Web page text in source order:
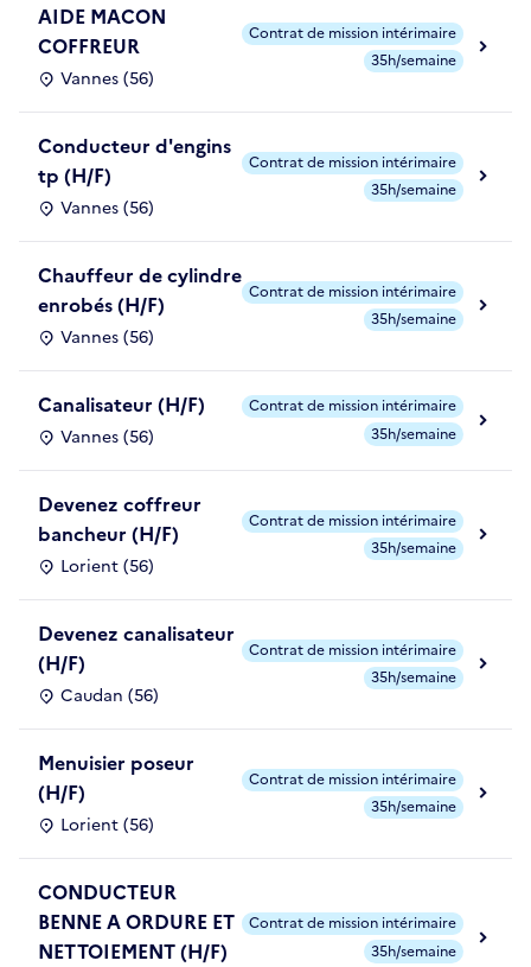
AIDE MACON
COFFREUR
Vannes (56)
Contrat de mission intérimaire
35h/semaine
Conducteur d'engins
tp (H/F)
Vannes (56)
Contrat de mission intérimaire
35h/semaine
Chauffeur de cylindre
enrobés (H/F)
Vannes (56)
Contrat de mission intérimaire
35h/semaine
Canalisateur (H/F)
Vannes (56)
Contrat de mission intérimaire
35h/semaine
Devenez coffreur
bancheur (H/F)
Lorient (56)
Contrat de mission intérimaire
35h/semaine
Devenez canalisateur
(H/F)
Caudan (56)
Contrat de mission intérimaire
35h/semaine
Menuisier poseur
(H/F)
Lorient (56)
Contrat de mission intérimaire
35h/semaine
CONDUCTEUR
BENNE A ORDURE ET
NETTOIEMENT (H/F)
Contrat de mission intérimaire
35h/semaine